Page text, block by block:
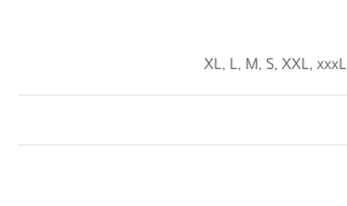
XL, L, M, S, XXL, xxxL